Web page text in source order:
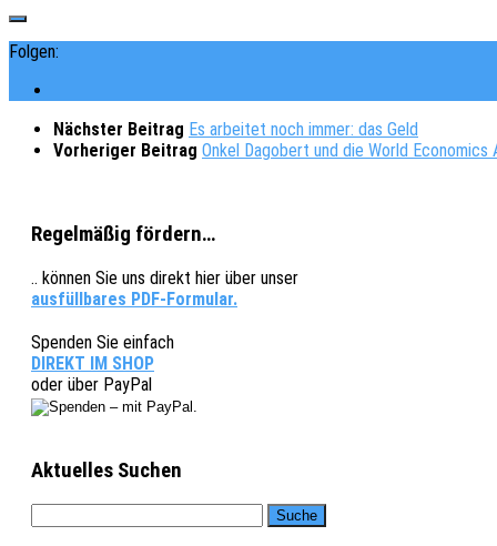
Folgen:
Nächster Beitrag Es arbeitet noch immer: das Geld
Vorheriger Beitrag Onkel Dagobert und die World Economics
Regelmäßig fördern…
.. können Sie uns direkt hier über unser
ausfüllbares PDF-Formular.
Spenden Sie einfach
DIREKT IM SHOP
oder über PayPal
Aktuelles Suchen